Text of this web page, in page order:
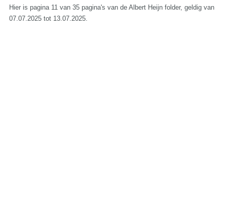
Hier is pagina 11 van 35 pagina's van de Albert Heijn folder, geldig van
07.07.2025 tot 13.07.2025.